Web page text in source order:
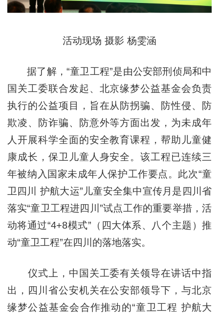
活动现场 摄影 杨雯涵
据了解，“童卫工程”是由公安部刑侦局和中
国关工委联合发起、北京缘梦公益基金会负责
执行的公益项目，旨在从防拐骗、防性侵、防
欺凌、防诈骗、防意外等方面出发，为未成年
人开展科学全面的安全教育课程，帮助儿童健
康成长，保卫儿童人身安全。该工程已连续三
年被纳入国家未成年人保护工作要点。此次“童
卫四川 护航大运”儿童安全集中宣传月是四川省
落实“童卫工程进四川”试点工作的重要举措，活
动将通过“4+8模式”（四大体系、八个主题）推
动“童卫工程”在四川的落地落实。
仪式上，中国关工委有关领导在讲话中指
出，四川省公安机关在公安部领导下，与北京
缘梦公益基金会合作推动的“童卫工程 护航大